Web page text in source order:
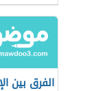
الفرق بين